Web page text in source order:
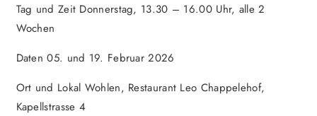
Tag und Zeit Donnerstag, 13.30 – 16.00 Uhr, alle 2
Wochen
Daten 05. und 19. Februar 2026
Ort und Lokal Wohlen, Restaurant Leo Chappelehof,
Kapellstrasse 4